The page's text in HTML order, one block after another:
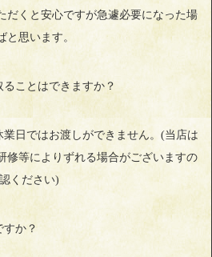
だくと安心ですが急遽必要になった場
思います。
ことはできますか？
日ではお渡しができません。(当店は
修等によりずれる場合がございますの
ください)
か？